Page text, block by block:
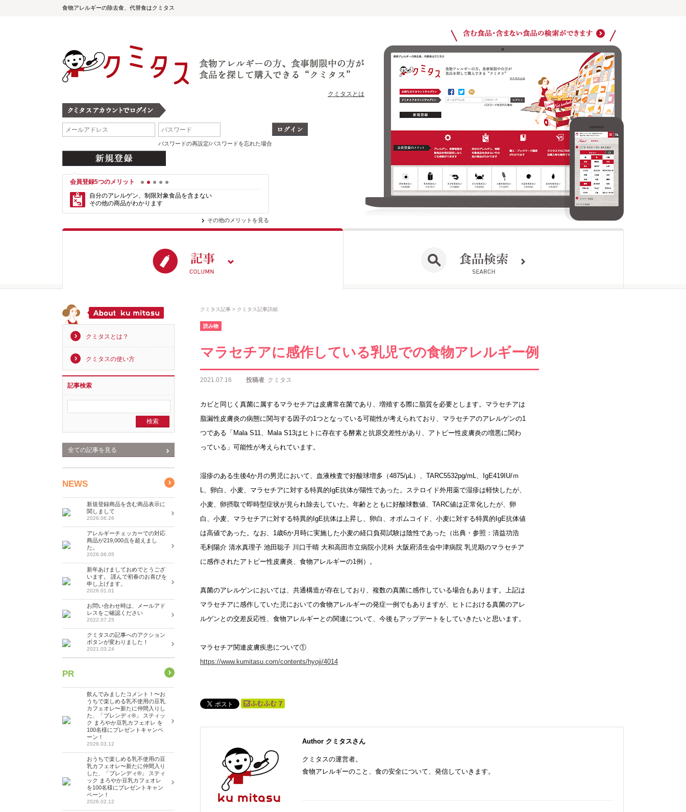
食物アレルギーの除去食、代替食はクミタス
クミタスとは
パスワードの再設定/パスワードを忘れた場合
会員登録5つのメリット 1 2 3 4
自分のアレルゲン、制限対象食品を含まない
その他の商品がわかります
購入・ブックマーク履歴がわかります クミタスでのご利用は商品購入時も無料です
その他のメリットを見る
クミタス記事 クミタス記事詳細
読み物
マラセチアに感作している乳児での食物アレルギー例
2021.07.16 投稿者 クミタス
カビと同じく真菌に属するマラセチアは皮膚常在菌であり、増殖する際に脂質を必要とします。マラセチアは
脂漏性皮膚炎の病態に関与する因子の1つとなっている可能性が考えられており、マラセチアのアレルゲンの1
つである「Mala S11、Mala S13はヒトに存在する酵素と抗原交差性があり、アトピー性皮膚炎の増悪に関わ
っている」可能性が考えられています。
湿疹のある生後4か月の男児において、血液検査で好酸球増多（4875/μL）、TARC5532pg/mL、IgE419IU/ｍ
L、卵白、小麦、マラセチアに対する特異的IgE抗体が陽性であった。ステロイド外用薬で湿疹は軽快したが、
小麦、卵摂取で即時型症状が見られ除去していた。年齢とともに好酸球数値、TARC値は正常化したが、卵
白、小麦、マラセチアに対する特異的IgE抗体は上昇し、卵白、オボムコイド、小麦に対する特異的IgE抗体値
は高値であった。なお、1歳6か月時に実施した小麦の経口負荷試験は陰性であった（出典・参照：清益功浩
毛利陽介 清水真理子 池田聡子 川口千晴 大和高田市立病院小児科 大阪府済生会中津病院 乳児期のマラセチア
に感作されたアトピー性皮膚炎、食物アレルギーの1例）。
真菌のアレルゲンにおいては、共通構造が存在しており、複数の真菌に感作している場合もあります。上記は
マラセチアに感作していた児においての食物アレルギーの発症一例でもありますが、ヒトにおける真菌のアレ
ルゲンとの交差反応性、食物アレルギーとの関連について、今後もアップデートをしていきたいと思います。
マラセチア関連皮膚疾患について①
https://www.kumitasu.com/contents/hyoji/4014
7
Author クミタスさん
クミタスの運営者。
食物アレルギーのこと、食の安全について、発信していきます。
クミタスとは？
クミタスの使い方
記事検索
全ての記事を見る
NEWS
新規登録商品を含む商品表示に
関しまして
2026.06.26
アレルギーチェッカーでの対応
商品が219,000点を超えまし
た。
2026.06.05
新年あけましておめでとうござ
います。 謹んで初春のお喜びを
申し上げます。
2026.01.01
お問い合わせ時は、メールアド
レスをご確認ください
2022.07.25
クミタスの記事へのアクション
ボタンが変わりました！
2021.03.24
PR
飲んでみましたコメント！〜お
うちで楽しめる乳不使用の豆乳
カフェオレ〜新たに仲間入りし
た、「ブレンディ®」 スティッ
ク まろやか豆乳カフェオレ を
100名様にプレゼントキャンペ
ーン！
2026.03.12
おうちで楽しめる乳不使用の豆
乳カフェオレ〜新たに仲間入り
した、「ブレンディ®」 スティ
ック まろやか豆乳カフェオレ
を100名様にプレゼントキャン
ペーン！
2026.02.12